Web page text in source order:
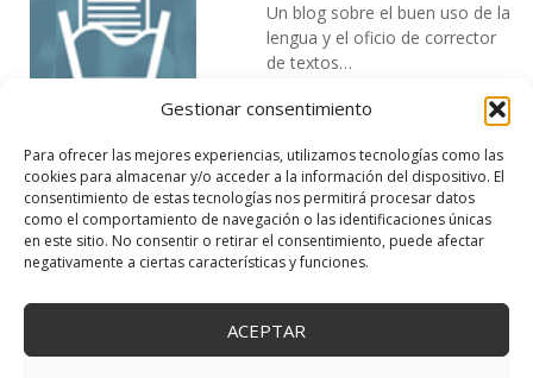
Gestionar consentimiento
Para ofrecer las mejores experiencias, utilizamos tecnologías como las
cookies para almacenar y/o acceder a la información del dispositivo. El
consentimiento de estas tecnologías nos permitirá procesar datos
como el comportamiento de navegación o las identificaciones únicas
en este sitio. No consentir o retirar el consentimiento, puede afectar
negativamente a ciertas características y funciones.
ACEPTAR
Un blog sobre el buen uso de la
lengua y el oficio de corrector
de textos…
DESIREE MARTÍN